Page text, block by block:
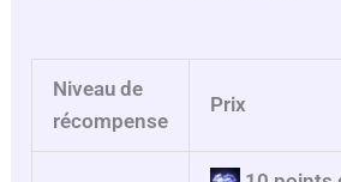
Niveau de
récompense
Prix